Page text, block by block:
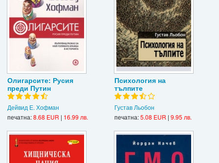
Олигарсите: Русия
преди Путин
Дейвид Е. Хофман
печатна:8.68 EUR | 16.99 лв.
Психология на
тълпите
Густав Льобон
печатна:5.08 EUR | 9.95 лв.